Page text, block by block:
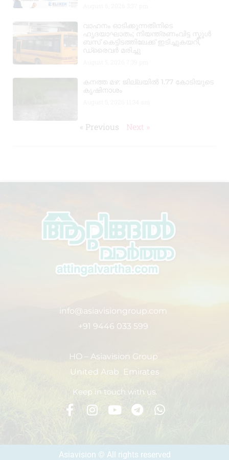
വാഹനം ഓടിക്കുന്നതിനിടെ
ഹൃദയാഘാതം; നിയന്ത്രണംവിട്ട സ്കൂൾ
ബസ് കെട്ടിടത്തിലേക്ക് ഇടിച്ചുകയറി,
ഡ്രൈവർ മരിച്ചു
കനത്ത മഴ: ജില്ലയിൽ 1.77 കോടിയുടെ
കൃഷിനാശം
« Previous Next »
info@asiavisiongroup.com
+91 9446 033 599
HO – Asiavision Group
United Arab Emirates
Keep in touch with us.
Asiavision © All rights reserved